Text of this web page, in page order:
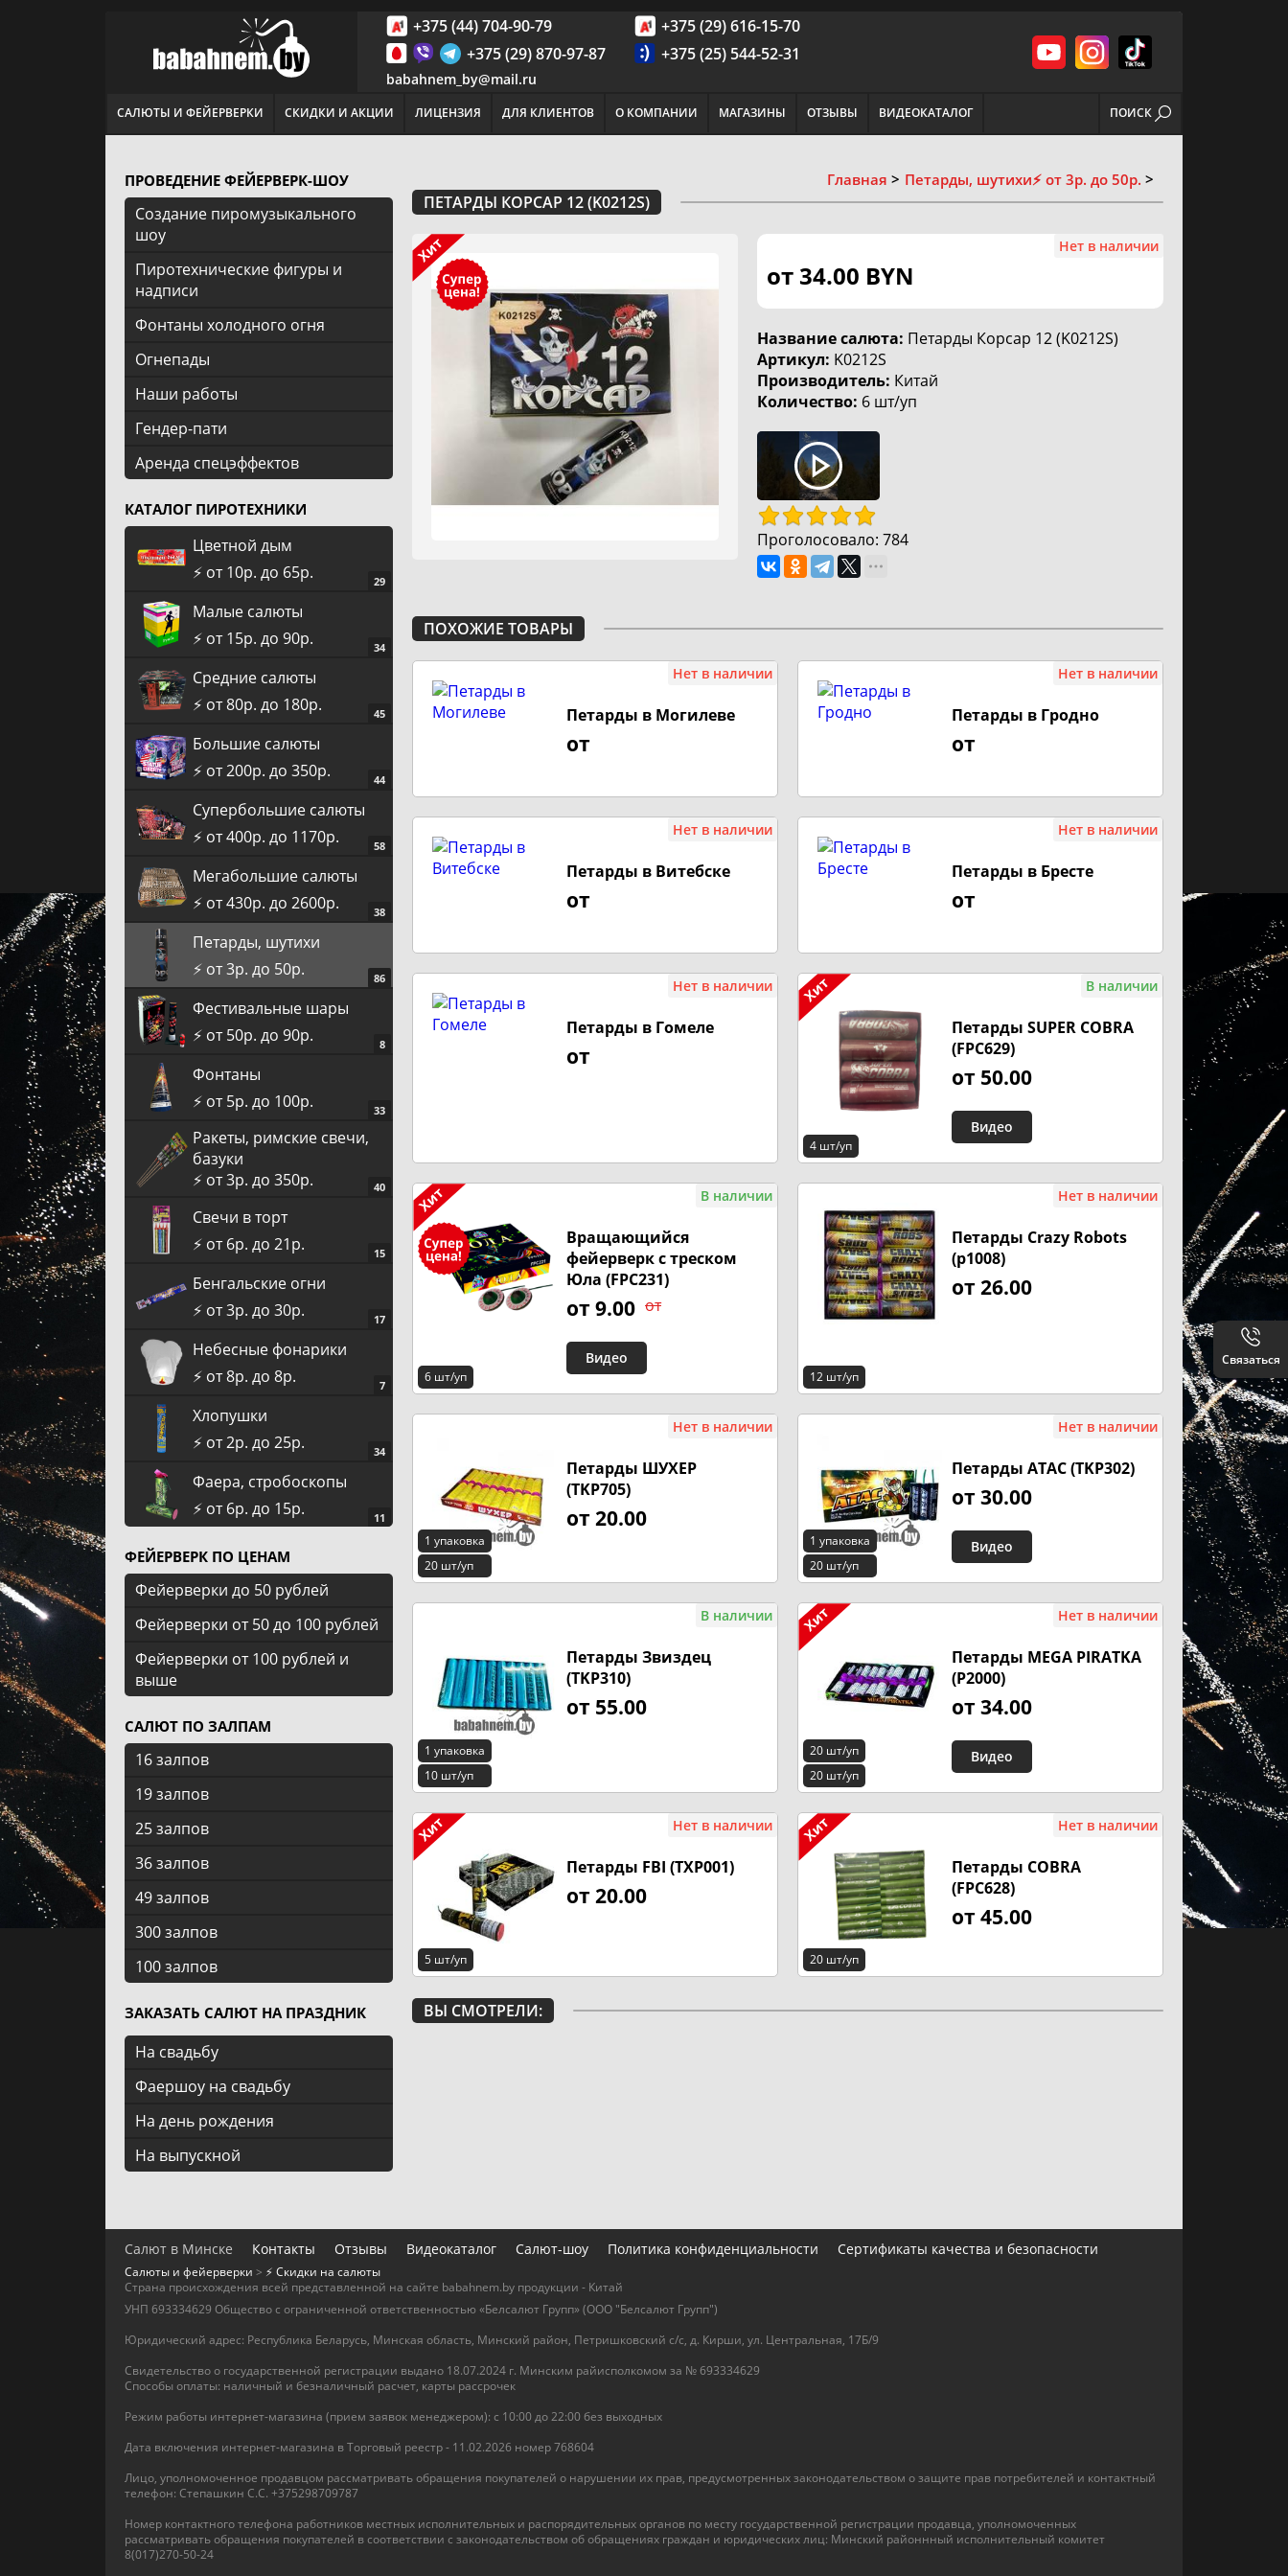
+375 (44) 704-90-79
+375 (29) 616-15-70
+375 (29) 870-97-87
+375 (25) 544-52-31
babahnem_by@mail.ru
САЛЮТЫ И ФЕЙЕРВЕРКИ СКИДКИ И АКЦИИ ЛИЦЕНЗИЯ ДЛЯ КЛИЕНТОВ О КОМПАНИИ МАГАЗИНЫ ОТЗЫВЫ ВИДЕОКАТАЛОГ ПОИСК
ПРОВЕДЕНИЕ ФЕЙЕРВЕРК-ШОУ
Создание пиромузыкального
шоу
Пиротехнические фигуры и
надписи
Фонтаны холодного огня
Огнепады
Наши работы
Гендер-пати
Аренда спецэффектов
КАТАЛОГ ПИРОТЕХНИКИ
Цветной дым
⚡️ от 10р. до 65р.
29
Малые салюты
⚡️ от 15р. до 90р.
34
Средние салюты
⚡️ от 80р. до 180р.
45
Большие салюты
⚡️ от 200р. до 350р.
44
Супербольшие салюты
⚡️ от 400р. до 1170р.
58
Мегабольшие салюты
⚡️ от 430р. до 2600р.
38
Петарды, шутихи
⚡️ от 3р. до 50р.
86
Фестивальные шары
⚡️ от 50р. до 90р.
8
Фонтаны
⚡️ от 5р. до 100р.
33
Ракеты, римские свечи,
базуки
⚡️ от 3р. до 350р.
40
Cвечи в торт
⚡️ от 6р. до 21р.
15
Бенгальские огни
⚡️ от 3р. до 30р.
17
Небесные фонарики
⚡️ от 8р. до 8р.
7
Хлопушки
⚡️ от 2р. до 25р.
34
Фаера, стробоскопы
⚡️ от 6р. до 15р.
11
ФЕЙЕРВЕРК ПО ЦЕНАМ
Фейерверки до 50 рублей
Фейерверки от 50 до 100 рублей
Фейерверки от 100 рублей и
выше
САЛЮТ ПО ЗАЛПАМ
16 залпов
19 залпов
25 залпов
36 залпов
49 залпов
300 залпов
100 залпов
ЗАКАЗАТЬ САЛЮТ НА ПРАЗДНИК
На свадьбу
Фаершоу на свадьбу
На день рождения
На выпускной
Главная Петарды, шутихи⚡️ от 3р. до 50р.
ПЕТАРДЫ КОРСАР 12 (K0212S)
от 34.00 BYN
Название салюта: Петарды Корсар 12 (K0212S)
Артикул: K0212S
Производитель: Китай
Количество: 6 шт/уп
Нет в наличии
Проголосовало: 784
ПОХОЖИЕ ТОВАРЫ
Петарды в Могилеве
от
Нет в наличии
Петарды в Гродно
от
Нет в наличии
Петарды в Витебске
от
Нет в наличии
Петарды в Бресте
от
Нет в наличии
Петарды в Гомеле
от
Нет в наличии
4 шт/уп
Петарды SUPER COBRA
(FPC629)
от 50.00
В наличии
Видео
6 шт/уп
Вращающийся
фейерверк с треском
Юла (FPC231)
от 9.00 от
В наличии
Видео
12 шт/уп
Петарды Crazy Robots
(p1008)
от 26.00
Нет в наличии
1 упаковка
20 шт/уп
Петарды ШУХЕР
(TKP705)
от 20.00
Нет в наличии
1 упаковка
20 шт/уп
Петарды АТАС (TKP302)
от 30.00
Нет в наличии
Видео
1 упаковка
10 шт/уп
Петарды Звиздец
(TKP310)
от 55.00
В наличии
20 шт/уп
20 шт/уп
Петарды MEGA PIRATKA
(P2000)
от 34.00
Нет в наличии
Видео
5 шт/уп
Петарды FBI (TXP001)
от 20.00
Нет в наличии
20 шт/уп
Петарды COBRA
(FPC628)
от 45.00
Нет в наличии
ВЫ СМОТРЕЛИ:
Салют в Минске Контакты Отзывы Видеокаталог Салют-шоу Политика конфиденциальности Сертификаты качества и безопасности
Салюты и фейерверки > ⚡️ Скидки на салюты
Страна происхождения всей представленной на сайте babahnem.by продукции - Китай
УНП 693334629 Общество с ограниченной ответственностью «Белсалют Групп» (ООО "Белсалют Групп")
Юридический адрес: Республика Беларусь, Минская область, Минский район, Петришковский с/с, д. Кирши, ул. Центральная, 17Б/9
Свидетельство о государственной регистрации выдано 18.07.2024 г. Минским райисполкомом за № 693334629
Способы оплаты: наличный и безналичный расчет, карты рассрочек
Режим работы интернет-магазина (прием заявок менеджером): с 10:00 до 22:00 без выходных
Дата включения интернет-магазина в Торговый реестр - 11.02.2026 номер 768604
Лицо, уполномоченное продавцом рассматривать обращения покупателей о нарушении их прав, предусмотренных законодательством о защите прав потребителей и контактный
телефон: Степашкин С.С. +375298709787
Номер контактного телефона работников местных исполнительных и распорядительных органов по месту государственной регистрации продавца, уполномоченных
рассматривать обращения покупателей в соответствии с законодательством об обращениях граждан и юридических лиц: Минский районнный исполнительный комитет
8(017)270-50-24
Связаться